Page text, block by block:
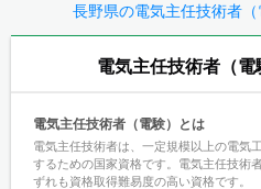
長野県の電気主任技術者
電気主任技術者（電
電気主任技術者（電験）とは
電気主任技術者は、一定規模以上の電気
するための国家資格です。電気主任技術
ずれも資格取得難易度の高い資格です。